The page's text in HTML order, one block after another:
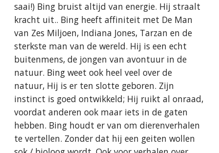
saai!) Bing bruist altijd van energie. Hij straalt
kracht uit.. Bing heeft affiniteit met De Man
van Zes Miljoen, Indiana Jones, Tarzan en de
sterkste man van de wereld. Hij is een echt
buitenmens, de jongen van avontuur in de
natuur. Bing weet ook heel veel over de
natuur, Hij is er ten slotte geboren. Zijn
instinct is goed ontwikkeld; Hij ruikt al onraad,
voordat anderen ook maar iets in de gaten
hebben. Bing houdt er van om dierenverhalen
te vertellen. Zonder dat hij een geiten wollen